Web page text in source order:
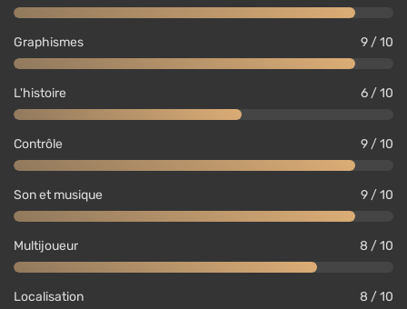
Graphismes 9 / 10
L'histoire 6 / 10
Contrôle 9 / 10
Son et musique 9 / 10
Multijoueur 8 / 10
Localisation 8 / 10